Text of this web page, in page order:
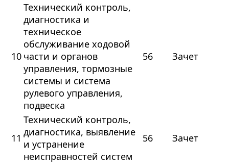
10
Технический контроль,
диагностика и
техническое
обслуживание ходовой
части и органов
управления, тормозные
системы и система
рулевого управления,
подвеска
56 Зачет
11
Технический контроль,
диагностика, выявление
и устранение
неисправностей систем
56 Зачет